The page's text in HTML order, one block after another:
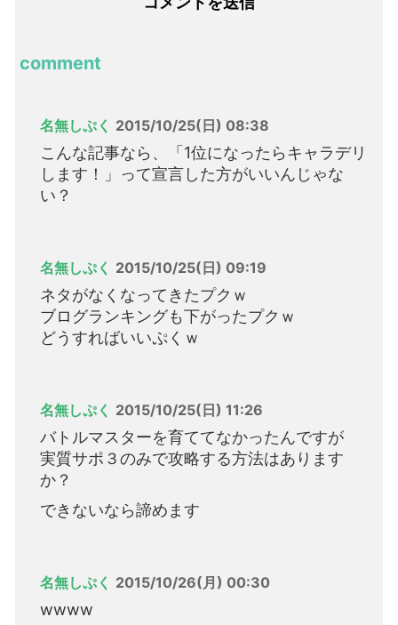
comment
名無しぷく 2015/10/25(日) 08:38
こんな記事なら、「1位になったらキャラデリ
します！」って宣言した方がいいんじゃな
い？
名無しぷく 2015/10/25(日) 09:19
ネタがなくなってきたプクｗ
ブログランキングも下がったプクｗ
どうすればいいぷくｗ
名無しぷく 2015/10/25(日) 11:26
バトルマスターを育ててなかったんですが
実質サポ３のみで攻略する方法はあります
か？
できないなら諦めます
名無しぷく 2015/10/26(月) 00:30
wwww